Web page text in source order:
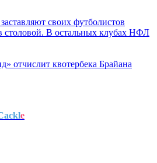
своих футболистов
столовой. В остальных клубах НФЛ
отчислит квотербека Брайана
e